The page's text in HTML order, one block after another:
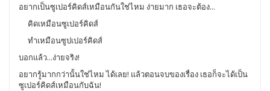
อยากเป็นซูเปอร์คิดส์เหมือนกันใช่ไหม ง่ายมาก เธอจะต้อง...
คิดเหมือนซูเปอร์คิดส์
ทำเหมือนซูปเปอร์คิดส์
บอกแล้ว...ง่ายจริง!
อยากรู้มากกว่านั้นใช่ไหม ได้เลย! แล้วตอนจบของเรื่อง เธอก็จะได้เป็น
ซูเปอร์คิดส์เหมือนกับฉัน!